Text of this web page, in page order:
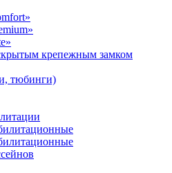
крепежным замком
тюбинги)